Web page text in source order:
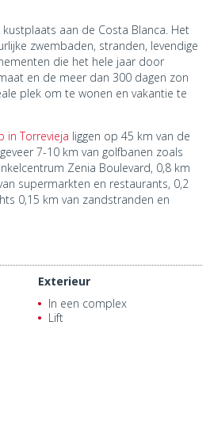
aan de Costa Blanca. Het
zwembaden, stranden, levendige
die het hele jaar door
en de meer dan 300 dagen zon
plek om te wonen en vakantie te
in Torrevieja liggen op 45 km van de
7-10 km van golfbanen zoals
Zenia Boulevard, 0,8 km
supermarkten en restaurants, 0,2
0,15 km van zandstranden en
Exterieur
In een complex
Lift